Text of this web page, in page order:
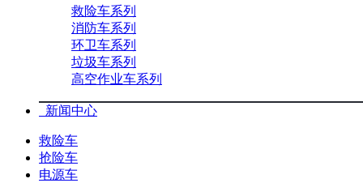
救险车系列
消防车系列
环卫车系列
垃圾车系列
高空作业车系列
新闻中心
救险车
抢险车
电源车